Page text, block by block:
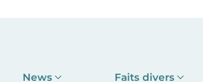
News Faits divers